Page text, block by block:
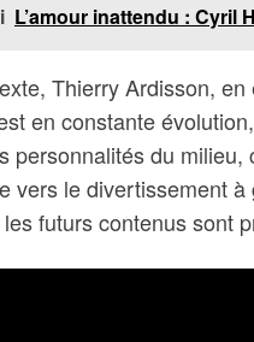
L’amour inattendu : Cyril
Thierry Ardisson,
en constante
personnalités du
vers le divertissement
futurs contenus sont